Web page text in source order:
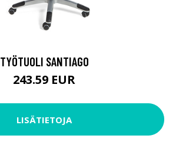
TYÖTUOLI SANTIAGO
243.59 EUR
LISÄTIETOJA